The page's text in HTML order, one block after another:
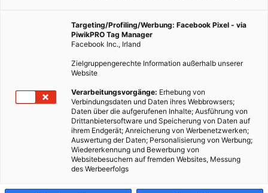
Targeting/Profiling/Werbung: Facebook Pixel - via
PiwikPRO Tag Manager
Facebook Inc., Irland
Zielgruppengerechte Information außerhalb unserer
Website
Verarbeitungsvorgänge: Erhebung von
Verbindungsdaten und Daten ihres Webbrowsers;
Daten über die aufgerufenen Inhalte; Ausführung von
Drittanbietersoftware und Speicherung von Daten auf
ihrem Endgerät; Anreicherung von Werbenetzwerken;
Auswertung der Daten; Personalisierung von Werbung;
Wiedererkennung und Bewerbung von
Websitebesuchern auf fremden Websites, Messung
des Werbeerfolgs